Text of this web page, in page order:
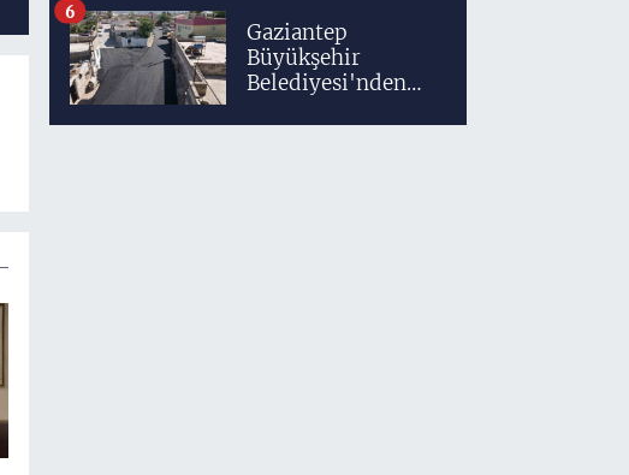
ileriye taşıyacağız'
Gaziantep
Büyükşehir
Belediyesi'nden
asfalt
6